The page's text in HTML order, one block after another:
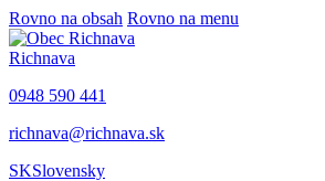
Rovno na obsah Rovno na menu
Richnava
0948 590 441
richnava@richnava.sk
SKSlovensky